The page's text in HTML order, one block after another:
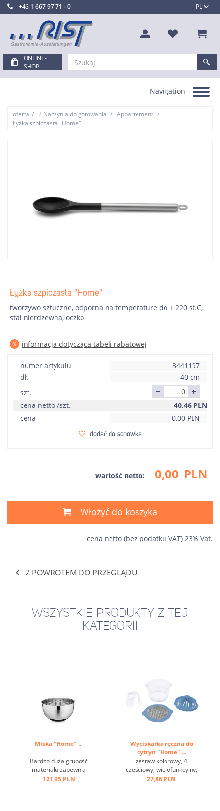
PL
+43 1 667 97 71 - 0
ONLINE-
SHOP
Toggle
Navigation
oferta / 2 Naczynia do gotowania / Appartement /
Łyżka szpiczasta "Home"
Łyżka szpiczasta "Home"
tworzywo sztuczne, odporna na temperature do + 220 st.C,
stal nierdzewna, oczko
informacja dotycząca tabeli rabatowej
numer artykułu
3441197
dł.
40 cm
szt.
cena netto /szt.
40,46 PLN
cena
0,00 PLN
dodać do schowka
wartość netto: 0,00 PLN
Włożyć do koszyka
cena netto (bez podatku VAT) 23% Vat.
Z POWROTEM DO PRZEGLĄDU
WSZYSTKIE PRODUKTY Z TEJ
KATEGORII
Miska "Home" ...
Bardzo duża grubość
materiału zapewnia
optymalną stabilność i
121,95 PLN
Wyciskarka ręczna do
cytryn "Home" ...
zestaw kolorowy, 4
częściowy, wielofunkcyjny,
w pudełku ...
27,86 PLN